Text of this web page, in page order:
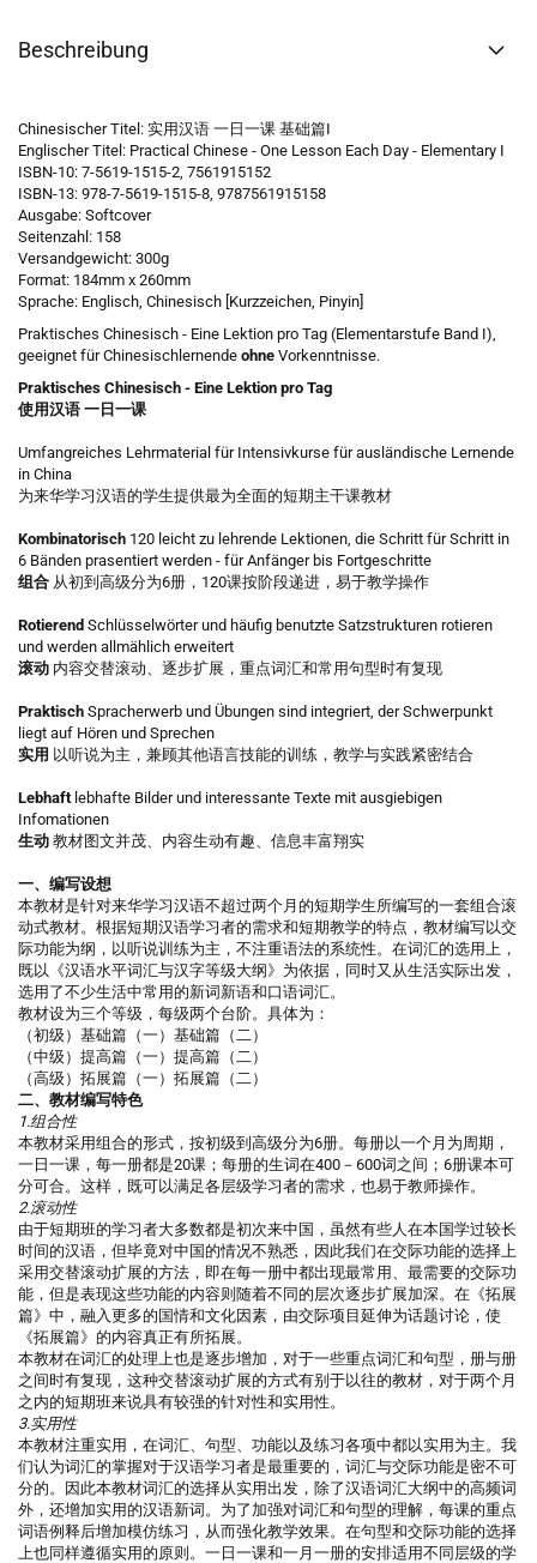
Beschreibung
Chinesischer Titel: 实用汉语 一日一课 基础篇I
Englischer Titel: Practical Chinese - One Lesson Each Day - Elementary I
ISBN-10: 7-5619-1515-2, 7561915152
ISBN-13: 978-7-5619-1515-8, 9787561915158
Ausgabe: Softcover
Seitenzahl: 158
Versandgewicht: 300g
Format: 184mm x 260mm
Sprache: Englisch, Chinesisch [Kurzzeichen, Pinyin]
Praktisches Chinesisch - Eine Lektion pro Tag (Elementarstufe Band I),
geeignet für Chinesischlernende ohne Vorkenntnisse.
Praktisches Chinesisch - Eine Lektion pro Tag
使用汉语 一日一课
Umfangreiches Lehrmaterial für Intensivkurse für ausländische Lernende
in China
为来华学习汉语的学生提供最为全面的短期主干课教材
Kombinatorisch 120 leicht zu lehrende Lektionen, die Schritt für Schritt in
6 Bänden prasentiert werden - für Anfänger bis Fortgeschritte
组合 从初到高级分为6册，120课按阶段递进，易于教学操作
Rotierend Schlüsselwörter und häufig benutzte Satzstrukturen rotieren
und werden allmählich erweitert
滚动 内容交替滚动、逐步扩展，重点词汇和常用句型时有复现
Praktisch Spracherwerb und Übungen sind integriert, der Schwerpunkt
liegt auf Hören und Sprechen
实用 以听说为主，兼顾其他语言技能的训练，教学与实践紧密结合
Lebhaftlebhafte Bilder und interessante Texte mit ausgiebigen
Infomationen
生动 教材图文并茂、内容生动有趣、信息丰富翔实
一、编写设想
本教材是针对来华学习汉语不超过两个月的短期学生所编写的一套组合滚
动式教材。根据短期汉语学习者的需求和短期教学的特点，教材编写以交
际功能为纲，以听说训练为主，不注重语法的系统性。在词汇的选用上，
既以《汉语水平词汇与汉字等级大纲》为依据，同时又从生活实际出发，
选用了不少生活中常用的新词新语和口语词汇。
教材设为三个等级，每级两个台阶。具体为：
（初级）基础篇（一）基础篇（二）
（中级）提高篇（一）提高篇（二）
（高级）拓展篇（一）拓展篇（二）
二、教材编写特色
1.组合性
本教材采用组合的形式，按初级到高级分为6册。每册以一个月为周期，
一日一课，每一册都是20课；每册的生词在400－600词之间；6册课本可
分可合。这样，既可以满足各层级学习者的需求，也易于教师操作。
2.滚动性
由于短期班的学习者大多数都是初次来中国，虽然有些人在本国学过较长
时间的汉语，但毕竟对中国的情况不熟悉，因此我们在交际功能的选择上
采用交替滚动扩展的方法，即在每一册中都出现最常用、最需要的交际功
能，但是表现这些功能的内容则随着不同的层次逐步扩展加深。在《拓展
篇》中，融入更多的国情和文化因素，由交际项目延伸为话题讨论，使
《拓展篇》的内容真正有所拓展。
本教材在词汇的处理上也是逐步增加，对于一些重点词汇和句型，册与册
之间时有复现，这种交替滚动扩展的方式有别于以往的教材，对于两个月
之内的短期班来说具有较强的针对性和实用性。
3.实用性
本教材注重实用，在词汇、句型、功能以及练习各项中都以实用为主。我
们认为词汇的掌握对于汉语学习者是最重要的，词汇与交际功能是密不可
分的。因此本教材词汇的选择从实用出发，除了汉语词汇大纲中的高频词
外，还增加实用的汉语新词。为了加强对词汇和句型的理解，每课的重点
词语例释后增加模仿练习，从而强化教学效果。在句型和交际功能的选择
上也同样遵循实用的原则。一日一课和一月一册的安排适用不同层级的学